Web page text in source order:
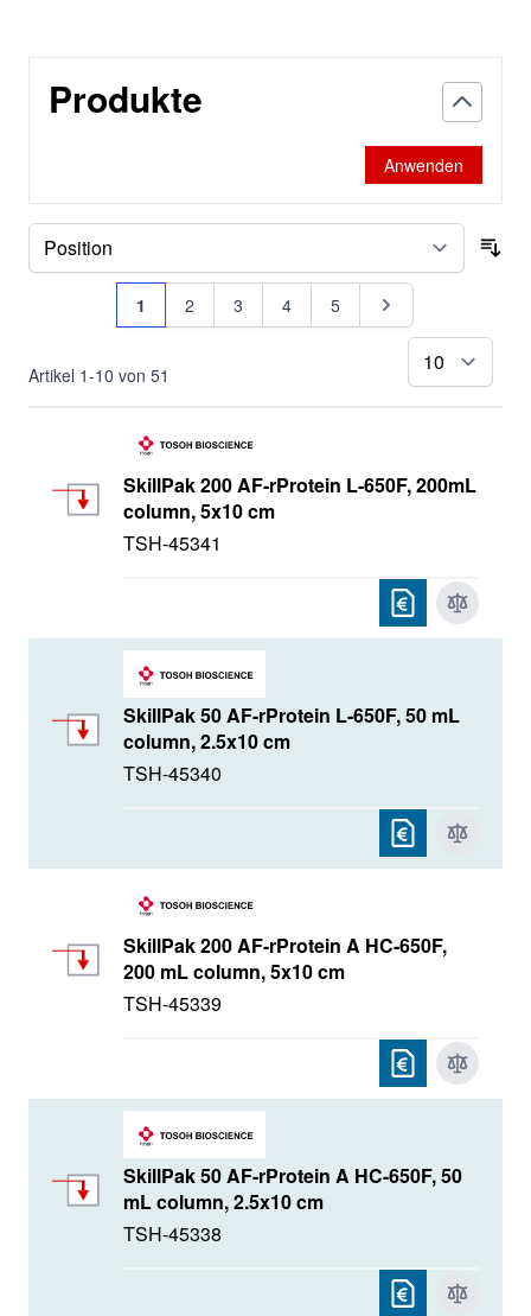
Produkte
Anwenden
Artikel 1-10 von 51
Seite
Sie lesen gerade Seite
1 Seite
2 Seite
3 Seite
4 Seite
5 Seite
SkillPak 200 AF-rProtein L-650F, 200mL
column, 5x10 cm
TSH-45341
SkillPak 50 AF-rProtein L-650F, 50 mL
column, 2.5x10 cm
TSH-45340
SkillPak 200 AF-rProtein A HC-650F,
200 mL column, 5x10 cm
TSH-45339
SkillPak 50 AF-rProtein A HC-650F, 50
mL column, 2.5x10 cm
TSH-45338